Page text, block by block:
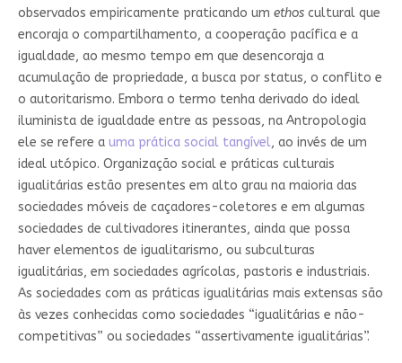
observados empiricamente praticando um ethos cultural que
encoraja o compartilhamento, a cooperação pacífica e a
igualdade, ao mesmo tempo em que desencoraja a
acumulação de propriedade, a busca por status, o conflito e
o autoritarismo. Embora o termo tenha derivado do ideal
iluminista de igualdade entre as pessoas, na Antropologia
ele se refere a uma prática social tangível, ao invés de um
ideal utópico. Organização social e práticas culturais
igualitárias estão presentes em alto grau na maioria das
sociedades móveis de caçadores-coletores e em algumas
sociedades de cultivadores itinerantes, ainda que possa
haver elementos de igualitarismo, ou subculturas
igualitárias, em sociedades agrícolas, pastoris e industriais.
As sociedades com as práticas igualitárias mais extensas são
às vezes conhecidas como sociedades “igualitárias e não-
competitivas” ou sociedades “assertivamente igualitárias”.